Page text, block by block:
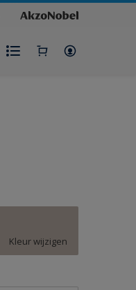
Kleur wijzigen